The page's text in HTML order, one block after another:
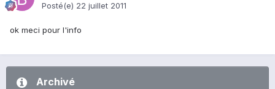
Posté(e) 22 juillet 2011
ok meci pour l'info
Archivé